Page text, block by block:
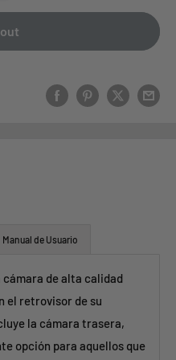
Manual de Usuario
cámara de alta calidad
el retrovisor de su
la cámara trasera,
opción para aquellos que